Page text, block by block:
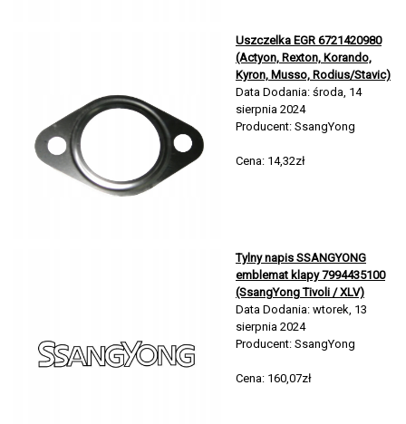
Uszczelka EGR 6721420980
(Actyon, Rexton, Korando,
Kyron, Musso, Rodius/Stavic)
Data Dodania: środa, 14
sierpnia 2024
Producent: SsangYong
Cena: 14,32zł
Tylny napis SSANGYONG
emblemat klapy 7994435100
(SsangYong Tivoli / XLV)
Data Dodania: wtorek, 13
sierpnia 2024
Producent: SsangYong
Cena: 160,07zł